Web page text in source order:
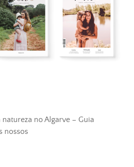
natureza no Algarve – Guia
nossos